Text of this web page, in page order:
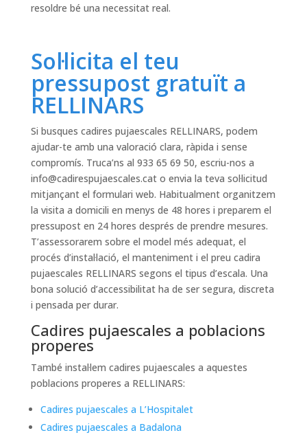
resoldre bé una necessitat real.
Sol·licita el teu
pressupost gratuït a
RELLINARS
Si busques cadires pujaescales RELLINARS, podem
ajudar-te amb una valoració clara, ràpida i sense
compromís. Truca’ns al 933 65 69 50, escriu-nos a
info@cadirespujaescales.cato envia la teva sol·licitud
mitjançant el formulari web. Habitualment organitzem
la visita a domicili en menys de 48 hores i preparem el
pressupost en 24 hores després de prendre mesures.
T’assessorarem sobre el model més adequat, el
procés d’instal·lació, el manteniment i el preu cadira
pujaescales RELLINARS segons el tipus d’escala. Una
bona solució d’accessibilitat ha de ser segura, discreta
i pensada per durar.
Cadires pujaescales a poblacions
properes
També instal·lem cadires pujaescales a aquestes
poblacions properes a RELLINARS:
Cadires pujaescales a L’Hospitalet
Cadires pujaescales a Badalona